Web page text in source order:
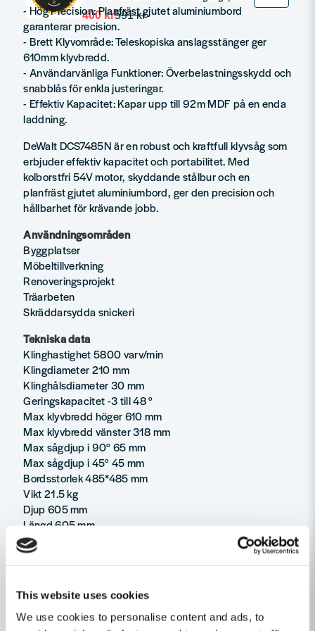
This website uses cookies
We use cookies to personalise content and ads, to
591 kr
400 kr
- Hög Precision: Planfräst gjutet aluminiumbord
garanterar precision.
- Brett Klyvområde: Teleskopiska anslagsstänger ger
610mm klyvbredd.
- Användarvänliga Funktioner: Överbelastningsskydd och
snabblås för enkla justeringar.
- Effektiv Kapacitet: Kapar upp till 92m MDF på en enda
laddning.
DeWalt DCS7485N är en robust och kraftfull klyvsåg som
erbjuder effektiv kapacitet och portabilitet. Med
kolborstfri 54V motor, skyddande stålbur och en
planfräst gjutet aluminiumbord, ger den precision och
hållbarhet för krävande jobb.
Användningsområden
Byggplatser
Möbeltillverkning
Renoveringsprojekt
Träarbeten
Skräddarsydda snickeri
Tekniska data
Klinghastighet 5800 varv/min
Klingdiameter 210 mm
Klinghålsdiameter 30 mm
Geringskapacitet -3 till 48 °
Max klyvbredd höger 610 mm
Max klyvbredd vänster 318 mm
Max sågdjup i 90° 65 mm
Max sågdjup i 45° 45 mm
Bordsstorlek 485*485 mm
Vikt 21.5 kg
Djup 605 mm
Längd 605 mm
Höjd 330 mm
Geringsanslag
2 klingnycklar